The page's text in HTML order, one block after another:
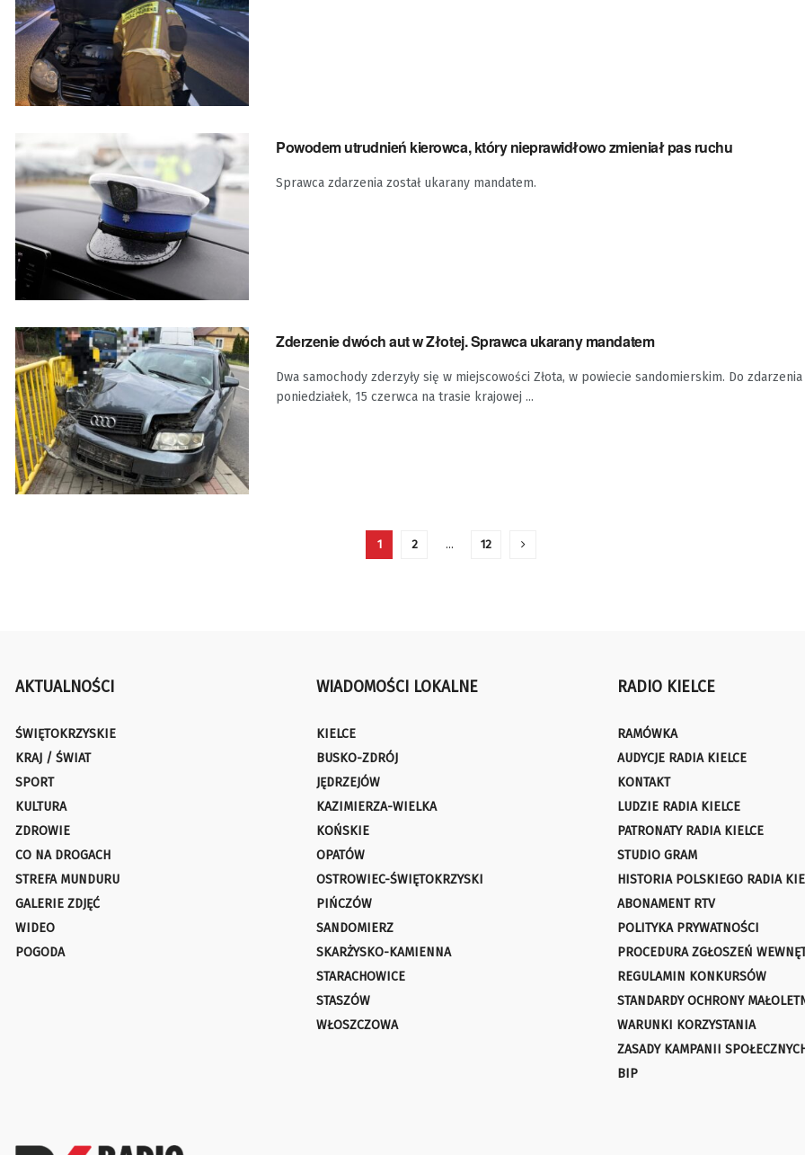
Powodem utrudnień kierowca, który nieprawidłowo zmieniał pas ruchu
Sprawca zdarzenia został ukarany mandatem.
Zderzenie dwóch aut w Złotej. Sprawca ukarany mandatem
Dwa samochody zderzyły się w miejscowości Złota, w powiecie sandomierskim. Do zdarzenia
poniedziałek, 15 czerwca na trasie krajowej ...
1 2 … 12
AKTUALNOŚCI
ŚWIĘTOKRZYSKIE
KRAJ / ŚWIAT
SPORT
KULTURA
ZDROWIE
CO NA DROGACH
STREFA MUNDURU
GALERIE ZDJĘĆ
WIDEO
POGODA
WIADOMOŚCI LOKALNE
KIELCE
BUSKO-ZDRÓJ
JĘDRZEJÓW
KAZIMIERZA-WIELKA
KOŃSKIE
OPATÓW
OSTROWIEC-ŚWIĘTOKRZYSKI
PIŃCZÓW
SANDOMIERZ
SKARŻYSKO-KAMIENNA
STARACHOWICE
STASZÓW
WŁOSZCZOWA
RADIO KIELCE
RAMÓWKA
AUDYCJE RADIA KIELCE
KONTAKT
LUDZIE RADIA KIELCE
PATRONATY RADIA KIELCE
STUDIO GRAM
HISTORIA POLSKIEGO RADIA
ABONAMENT RTV
POLITYKA PRYWATNOŚCI
PROCEDURA ZGŁOSZEŃ
REGULAMIN KONKURSÓW
STANDARDY OCHRONY
WARUNKI KORZYSTANIA
ZASADY KAMPANII
BIP